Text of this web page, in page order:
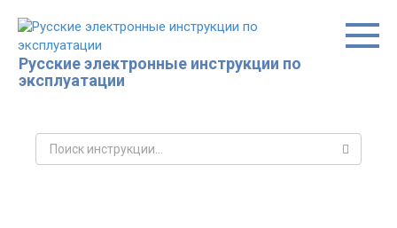
контенту
Русские электронные инструкции по
эксплуатации
Поиск: